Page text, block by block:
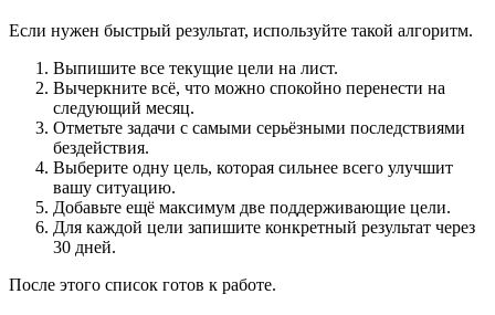
Если нужен быстрый результат, используйте такой алгоритм.
Выпишите все текущие цели на лист.
Вычеркните всё, что можно спокойно перенести на
следующий месяц.
Отметьте задачи с самыми серьёзными последствиями
бездействия.
Выберите одну цель, которая сильнее всего улучшит
вашу ситуацию.
Добавьте ещё максимум две поддерживающие цели.
Для каждой цели запишите конкретный результат через
30 дней.
После этого список готов к работе.